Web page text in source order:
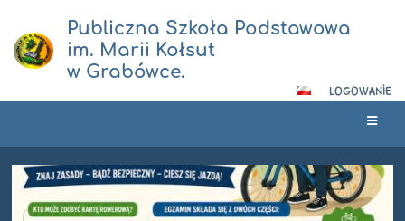
Publiczna Szkoła Podstawowa
im. Marii Kołsut
w Grabówce.
LOGOWANIE
główna